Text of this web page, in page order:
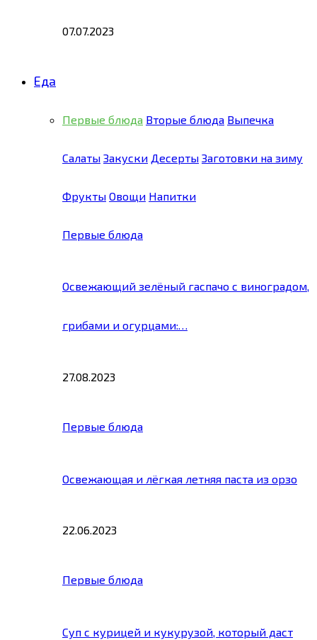
07.07.2023
Еда
Первые блюда Вторые блюда Выпечка
Салаты Закуски Десерты Заготовки на зиму
Фрукты Овощи Напитки
Первые блюда
Освежающий зелёный гаспачо с виноградом,
грибами и огурцами:…
27.08.2023
Первые блюда
Освежающая и лёгкая летняя паста из орзо
22.06.2023
Первые блюда
Суп с курицей и кукурузой, который даст